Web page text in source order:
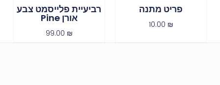
פריט מתנה
10.00 ₪
רביעיית פלייסמט צבע
אורן Pine
99.00 ₪